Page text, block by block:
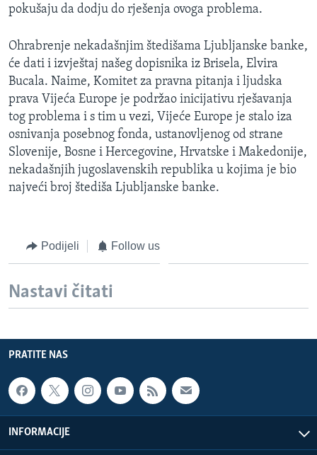
pokušaju da dodju do rješenja ovoga problema.
Ohrabrenje nekadašnjim štedišama Ljubljanske banke,
će dati i izvještaj našeg dopisnika iz Brisela, Elvira
Bucala. Naime, Komitet za pravna pitanja i ljudska
prava Vijeća Europe je podržao inicijativu rješavanja
tog problema i s tim u vezi, Vijeće Europe je stalo iza
osnivanja posebnog fonda, ustanovljenog od strane
Slovenije, Bosne i Hercegovine, Hrvatske i Makedonije,
nekadašnjih jugoslavenskih republika u kojima je bio
najveći broj štediša Ljubljanske banke.
Podijeli Follow us
Nastavi čitati
PRATITE NAS
INFORMACIJE